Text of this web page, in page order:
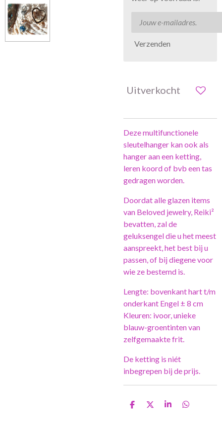
Verzenden
Uitverkocht
Deze multifunctionele
sleutelhanger kan ook als
hanger aan een ketting,
leren koord of bvb een tas
gedragen worden.
Doordat alle glazen items
van Beloved jewelry, Reiki²
bevatten, zal de
geluksengel die u het meest
aanspreekt, het best bij u
passen, of bij diegene voor
wie ze bestemd is.
Lengte: bovenkant hart t/m
onderkant Engel ± 8 cm
Kleuren: ivoor, unieke
blauw-groentinten van
zelfgemaakte frit.
De ketting is niét
inbegrepen bij de prijs.
D
D
S
D